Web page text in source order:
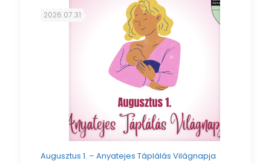
világnapja
alkalmából
köszöntöttük
az
édesanyákat
2026.07.31
Augusztus 1. – Anyatejes Táplálás Világnapja